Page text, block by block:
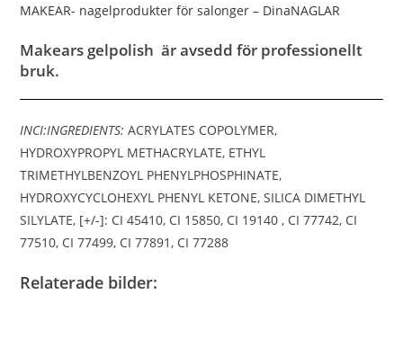
MAKEAR- nagelprodukter för salonger – DinaNAGLAR
Makears gelpolish är avsedd för professionellt
bruk.
INCI:INGREDIENTS:ACRYLATES COPOLYMER,
HYDROXYPROPYL METHACRYLATE, ETHYL
TRIMETHYLBENZOYL PHENYLPHOSPHINATE,
HYDROXYCYCLOHEXYL PHENYL KETONE, SILICA DIMETHYL
SILYLATE, [+/-]: CI 45410, CI 15850, CI 19140 , CI 77742, CI
77510, CI 77499, CI 77891, CI 77288
Relaterade bilder: